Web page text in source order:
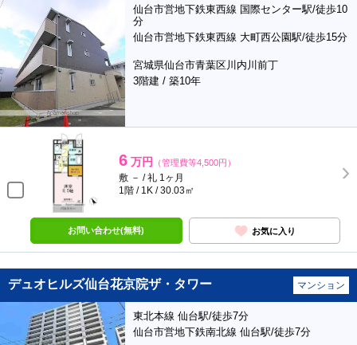
仙台市営地下鉄東西線 国際センター駅/徒歩10
分
仙台市営地下鉄東西線 大町西公園駅/徒歩15分
宮城県仙台市青葉区川内川前丁
3階建 / 築10年
6 万円 （管理費等4,500円）
敷 － / 礼 1ヶ月
1階 / 1K / 30.03㎡
お問い合わせ(無料) お気に入り
デュオヒルズ仙台花京院ザ・タワー マンション
東北本線 仙台駅/徒歩7分
仙台市営地下鉄南北線 仙台駅/徒歩7分